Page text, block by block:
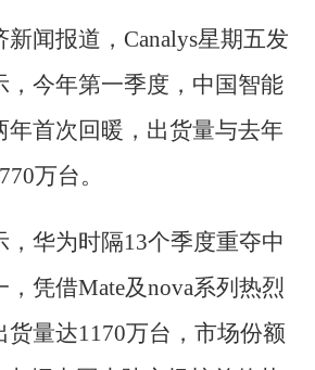
新闻报道，Canalys星期五发
，今年第一季度，中国智能
年首次回暖，出货量与去年
万台。
，华为时隔13个季度重夺中
，凭借Mate及nova系列热烈
货量达1170万台，市场份额